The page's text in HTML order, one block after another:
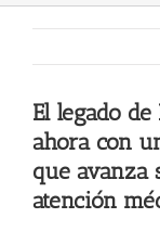
El legado de
ahora con
que avanza
atención